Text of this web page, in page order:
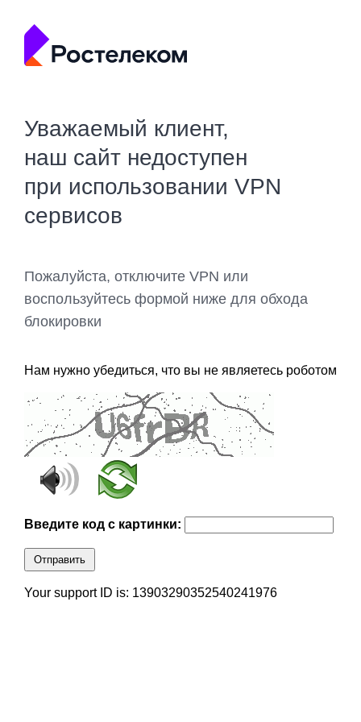
Уважаемый клиент,
наш сайт недоступен
при использовании VPN
сервисов
Пожалуйста, отключите VPN или
воспользуйтесь формой ниже для обхода
блокировки
Нам нужно убедиться, что вы не являетесь роботом
Введите код с картинки:
Отправить
Your support ID is: 13903290352540241976